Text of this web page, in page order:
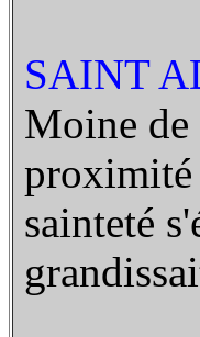
SAINT
Moine de
proximité
sainteté